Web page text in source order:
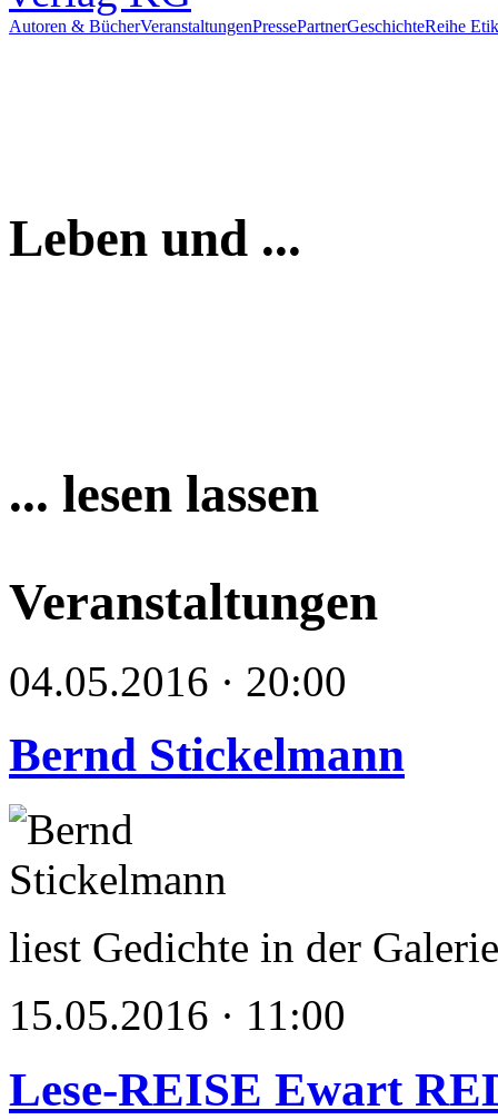
Autoren & BücherVeranstaltungenPressePartnerGeschichteReihe
Leben und ...
... lesen lassen
Veranstaltungen
04.05.2016 · 20:00
Bernd Stickelmann
liest Gedichte in der
15.05.2016 · 11:00
Lese-REISE Ewart